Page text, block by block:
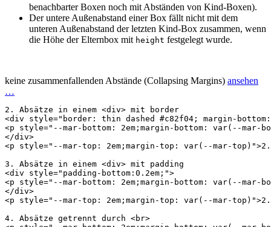
benachbarter Boxen noch mit Abständen von Kind-Boxen).
Der untere Außenabstand einer Box fällt nicht mit dem
unteren Außenabstand der letzten Kind-Box zusammen, wenn
die Höhe der Elternbox mit height festgelegt wurde.
keine zusammenfallenden Abstände (Collapsing Margins) ansehen
…
2. Absätze in einem <div>
<div style="border: thin dashed #c82f04; margin-
<p style="--mar-bottom: 2em;margin-bottom: var(--mar-
</div>
<p style="--mar-top: 2em;margin-top: var(--mar-top)">
3. Absätze in einem <div>
<div style="padding-bottom:0.2em;">
<p style="--mar-bottom: 2em;margin-bottom: var(--mar-
</div>
<p style="--mar-top: 2em;margin-top: var(--mar-top)">
4. Absätze getrennt durch <br>